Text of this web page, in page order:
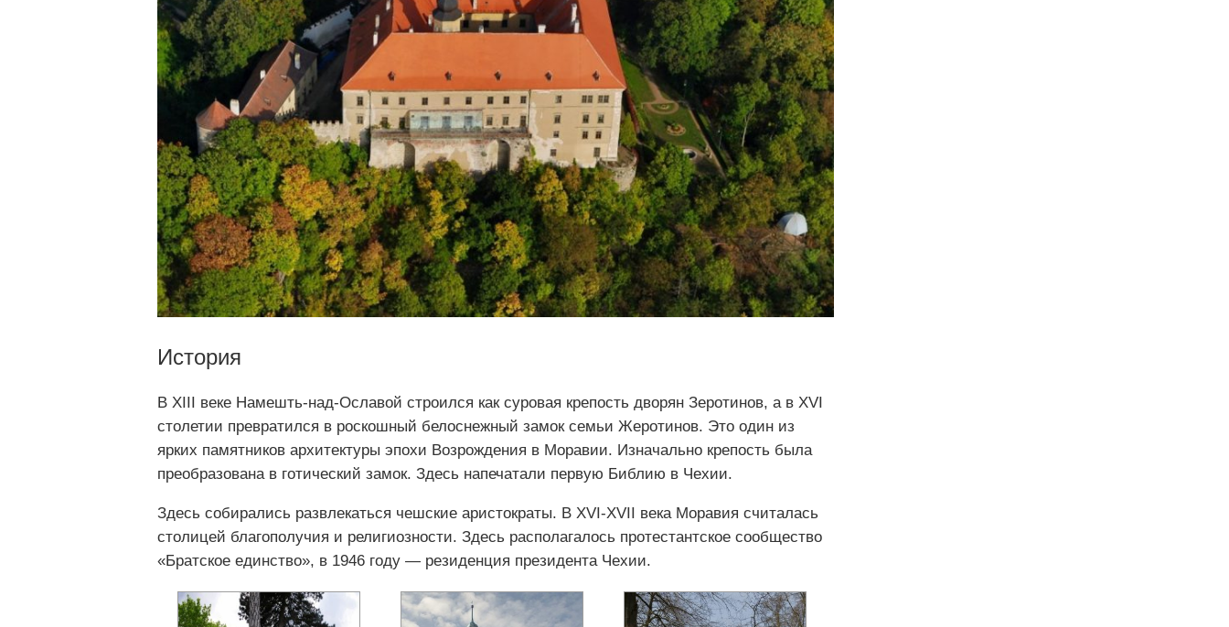
История
В XIII веке Намешть-над-Ославой строился как суровая крепость дворян Зеротинов, а в XVI
столетии превратился в роскошный белоснежный замок семьи Жеротинов. Это один из
ярких памятников архитектуры эпохи Возрождения в Моравии. Изначально крепость была
преобразована в готический замок. Здесь напечатали первую Библию в Чехии.
Здесь собирались развлекаться чешские аристократы. В XVI-XVII века Моравия считалась
столицей благополучия и религиозности. Здесь располагалось протестантское сообщество
«Братское единство», в 1946 году — резиденция президента Чехии.